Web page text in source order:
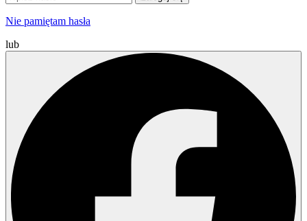
Nie pamiętam hasła
lub